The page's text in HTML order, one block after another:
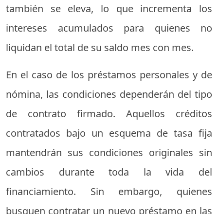
también se eleva, lo que incrementa los
intereses acumulados para quienes no
liquidan el total de su saldo mes con mes.
En el caso de los préstamos personales y de
nómina, las condiciones dependerán del tipo
de contrato firmado. Aquellos créditos
contratados bajo un esquema de tasa fija
mantendrán sus condiciones originales sin
cambios durante toda la vida del
financiamiento. Sin embargo, quienes
busquen contratar un nuevo préstamo en las